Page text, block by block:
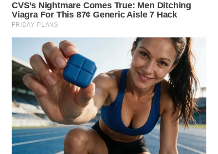
WN
KALTARA
KALSEL
WN
KALTIM
WN
SULSEL